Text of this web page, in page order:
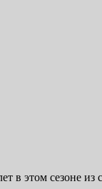
в этом сезоне из